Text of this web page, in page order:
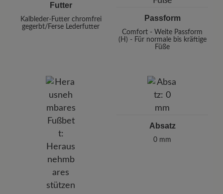
Futter
Kalbleder-Futter chromfrei
gegerbt/Ferse Lederfutter
Passform
Comfort - Weite Passform
(H) - Für normale bis kräftige
Füße
Absatz
0 mm